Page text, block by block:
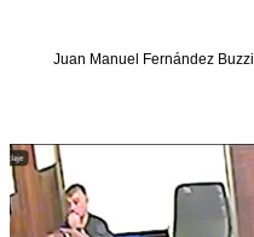
Juan Manuel Fernández Buzzi